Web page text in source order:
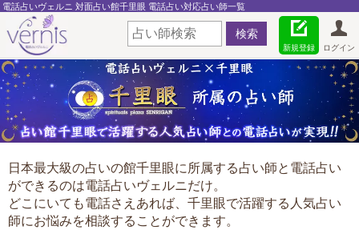
電話占いヴェルニ 対面占い館千里眼 電話占い対応占い師一覧
ログイン
新規登録
日本最大級の占いの館千里眼に所属する占い師と電話占い
ができるのは電話占いヴェルニだけ。
どこにいても電話さえあれば、千里眼で活躍する人気占い
師にお悩みを相談することができます。